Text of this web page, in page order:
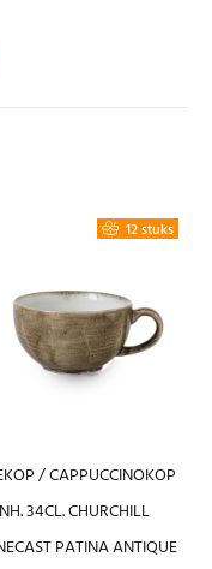
12 stuks
/ CAPPUCCINOKOP
34CL. CHURCHILL
PATINA ANTIQUE